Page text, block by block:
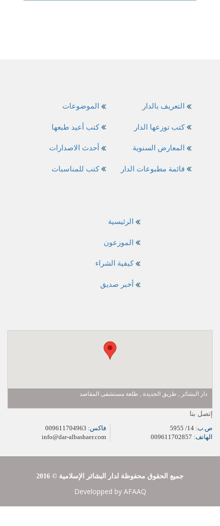
الموضوعات
كتب أعيد طبعها
أحدث الاصدارات
كتب للمناسبات
التعريف بالدار
كتب توزعها الدار
المعارض السنوية
قائمة مطبوعات الدار
الرئيسية
الموزعون
كيفية الشراء
أخبر صديق
دار البشائر , طريق الجديدة , طلعة مستشفى المقاصد
إتصل بنا
ص.ب:
الهاتف:
فاكس:
info@dar-albashaer.com
2016 © جميع الحقوق محفوظة لدار البشائر الإسلامية
Developped by AFAAQ